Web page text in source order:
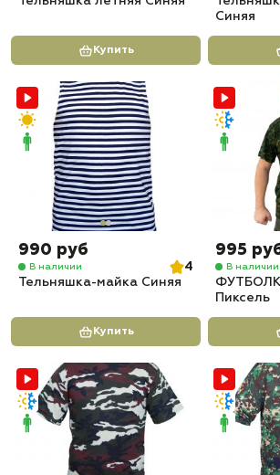
Купить
Синяя
990 руб
В наличии
4
Тельняшка-майка Синяя
Купить
995
В наличии
Пиксель